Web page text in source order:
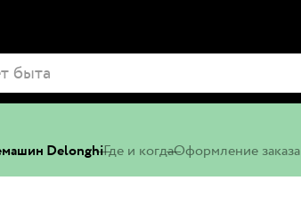
DelonghiГде и когдаОформление заказа